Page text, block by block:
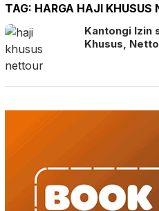
TAG: HARGA HAJI KHUSUS
Kantongi Izin
Khusus,